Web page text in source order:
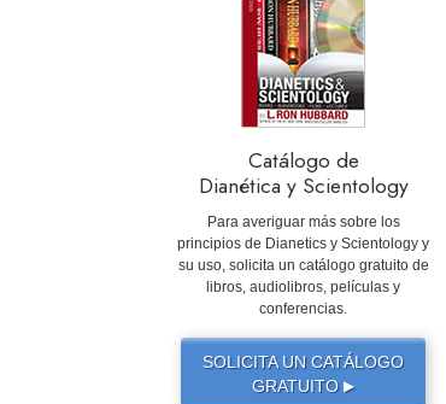
Catálogo de
Dianética y Scientology
Para averiguar más sobre los
principios de Dianetics y Scientology y
su uso, solicita un catálogo gratuito de
libros, audiolibros, películas y
conferencias.
SOLICITA UN CATÁLOGO
GRATUITO ▶